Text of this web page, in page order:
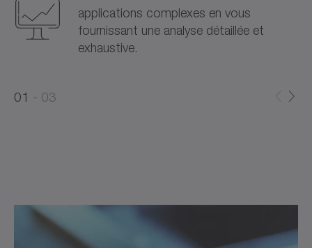
applications complexes en vous
fournissant une analyse détaillée et
exhaustive.
01
03